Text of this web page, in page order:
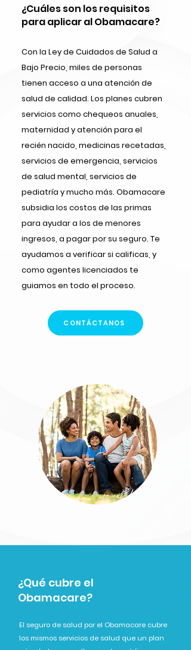
¿Cuáles son los requisitos
para aplicar al Obamacare?
Con la Ley de Cuidados de Salud a
Bajo Precio, miles de personas
tienen acceso a una atención de
salud de calidad. Los planes cubren
servicios como chequeos anuales,
maternidad y atención para el
recién nacido, medicinas recetadas,
servicios de emergencia, servicios
de salud mental, servicios de
pediatría y mucho más. Obamacare
subsidia los costos de las primas
para ayudar a los de menores
ingresos, a pagar por su seguro. Te
ayudamos a verificar si calificas, y
como agentes licenciados te
guiamos en todo el proceso.
CONTÁCTANOS
¿Qué cubre el
Obamacare?
El seguro de salud por el Obamacare cubre
los mismos servicios de salud que un plan